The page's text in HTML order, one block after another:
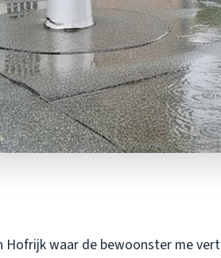
Hofrijk waar de bewoonster me